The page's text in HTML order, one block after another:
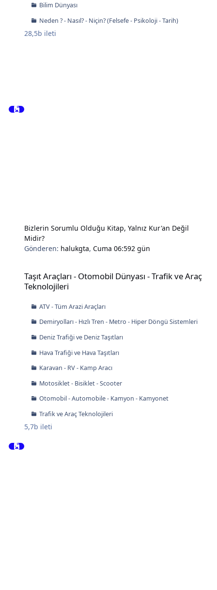
Bilim Dünyası
Neden ? - Nasıl? - Niçin? (Felsefe - Psikoloji - Tarih)
28,5b ileti
Bizlerin Sorumlu Olduğu Kitap, Yalnız Kur'an Değil
Midir?
Gönderen: halukgta,Cuma 06:592 gün
Taşıt Araçları - Otomobil Dünyası - Trafik ve Araç
Teknolojileri
ATV - Tüm Arazi Araçları
Demiryolları - Hızlı Tren - Metro - Hiper Döngü Sistemleri
Deniz Trafiği ve Deniz Taşıtları
Hava Trafiği ve Hava Taşıtları
Karavan - RV - Kamp Aracı
Motosiklet - Bisiklet - Scooter
Otomobil - Automobile - Kamyon - Kamyonet
Trafik ve Araç Teknolojileri
5,7b ileti